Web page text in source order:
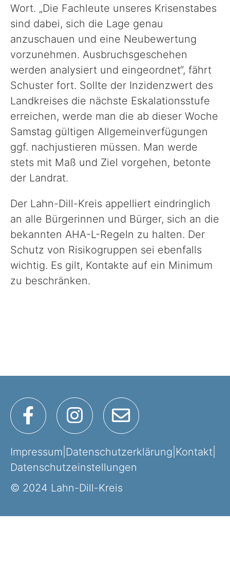
Formulare & Anträge und Co.
Wort. „Die Fachleute unseres Krisenstabes
sind dabei, sich die Lage genau
anzuschauen und eine Neubewertung
vorzunehmen. Ausbruchsgeschehen
werden analysiert und eingeordnet“, fährt
Schuster fort. Sollte der Inzidenzwert des
Landkreises die nächste Eskalationsstufe
erreichen, werde man die ab dieser Woche
Samstag gültigen Allgemeinverfügungen
ggf. nachjustieren müssen. Man werde
stets mit Maß und Ziel vorgehen, betonte
der Landrat.
Der Lahn-Dill-Kreis appelliert eindringlich
an alle Bürgerinnen und Bürger, sich an die
bekannten AHA-L-Regeln zu halten. Der
Schutz von Risikogruppen sei ebenfalls
wichtig. Es gilt, Kontakte auf ein Minimum
zu beschränken.
Impressum Datenschutzerklärung Kontakt
Datenschutzeinstellungen
© 2024 Lahn-Dill-Kreis